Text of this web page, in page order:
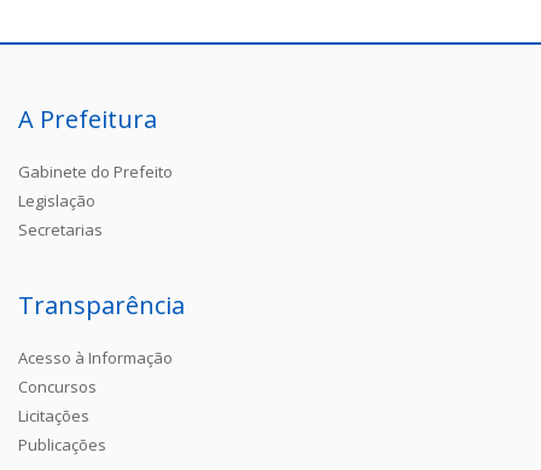
A Prefeitura
Gabinete do Prefeito
Legislação
Secretarias
Transparência
Acesso à Informação
Concursos
Licitações
Publicações